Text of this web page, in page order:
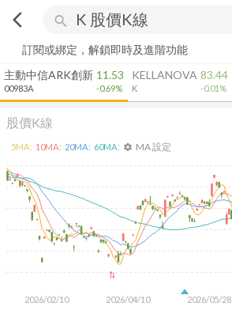
arrow_back_ios search
訂閱或綁定，解鎖即時及進階功能
主動中信ARK創新
00983A
11.53
-0.69%
KELLANOVA
K
83.44
-0.01%
股價K線
2026/02/10 2026/04/10 2026/05/28
5MA: 10MA: 20MA: 60MA: settings MA 設定